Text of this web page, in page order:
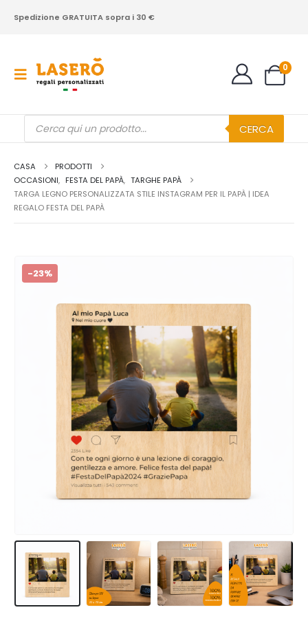
Spedizione GRATUITA sopra i 30 €
0
Products
search CERCA
CASA
PRODOTTI
OCCASIONI, FESTA DEL PAPÀ, TARGHE PAPÀ
TARGA LEGNO PERSONALIZZATA STILE INSTAGRAM PER IL PAPÀ | IDEA
REGALO FESTA DEL PAPÀ
-23%